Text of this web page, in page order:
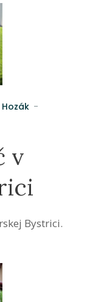
v
Bystrici.